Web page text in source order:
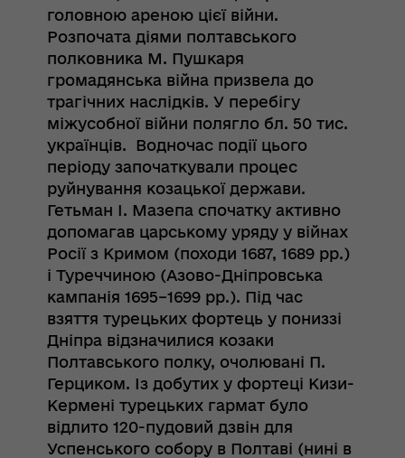
головною ареною цієї війни.
Розпочата діями полтавського
полковника М. Пушкаря
громадянська війна призвела до
трагічних наслідків. У перебігу
міжусобної війни полягло бл. 50 тис.
українців. Водночас події цього
періоду започаткували процес
руйнування козацької держави.
Гетьман І. Мазепа спочатку активно
допомагав царському уряду у війнах
Росії з Кримом (походи 1687, 1689 рр.)
і Туреччиною (Азово-Дніпровська
кампанія 1695–1699 рр.). Під час
взяття турецьких фортець у пониззі
Дніпра відзначилися козаки
Полтавського полку, очолювані П.
Герциком. Із добутих у фортеці Кизи-
Кермені турецьких гармат було
відлито 120-пудовий дзвін для
Успенського собору в Полтаві (нині в